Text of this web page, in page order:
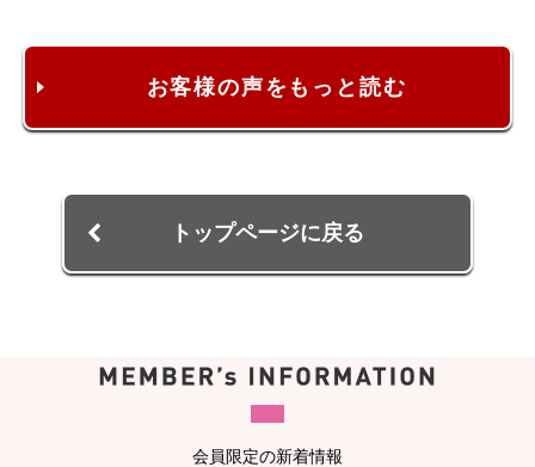
お客様の声をもっと読む
トップページに戻る
会員限定の新着情報